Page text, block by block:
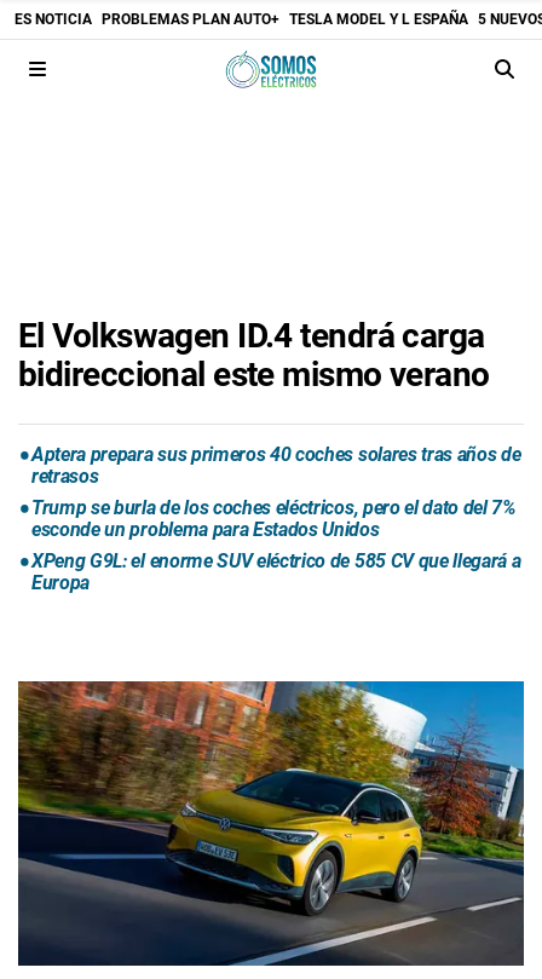
ES NOTICIA PROBLEMAS PLAN AUTO+ TESLA MODEL Y L ESPAÑA 5
El Volkswagen ID.4 tendrá carga
bidireccional este mismo verano
Aptera prepara sus primeros 40 coches solares tras años de
retrasos
Trump se burla de los coches eléctricos, pero el dato del 7%
esconde un problema para Estados Unidos
XPeng G9L: el enorme SUV eléctrico de 585 CV que llegará a
Europa